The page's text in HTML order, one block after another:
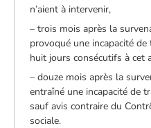
n’aient à intervenir,
– trois mois après la
provoqué une incapacité
huit jours consécutifs à cet
– douze mois après la
entraîné une incapacité de
sauf avis contraire du
sociale.